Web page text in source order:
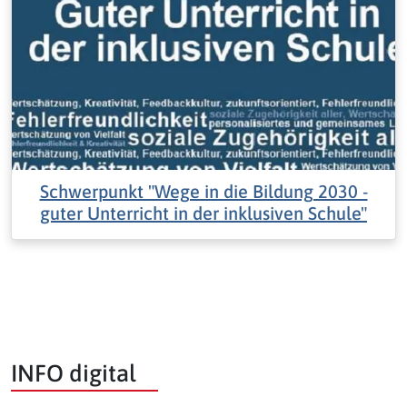
Schwerpunkt "Wege in die Bildung 2030 -
guter Unterricht in der inklusiven Schule"
INFO digital